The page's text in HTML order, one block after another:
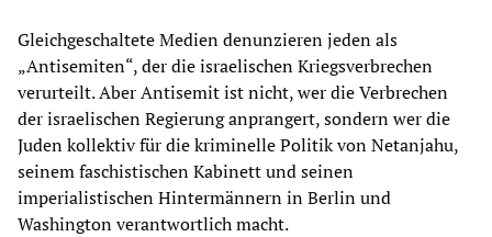
Gleichgeschaltete Medien denunzieren jeden als
„Antisemiten“, der die israelischen Kriegsverbrechen
verurteilt. Aber Antisemit ist nicht, wer die Verbrechen
der israelischen Regierung anprangert, sondern wer die
Juden kollektiv für die kriminelle Politik von Netanjahu,
seinem faschistischen Kabinett und seinen
imperialistischen Hintermännern in Berlin und
Washington verantwortlich macht.